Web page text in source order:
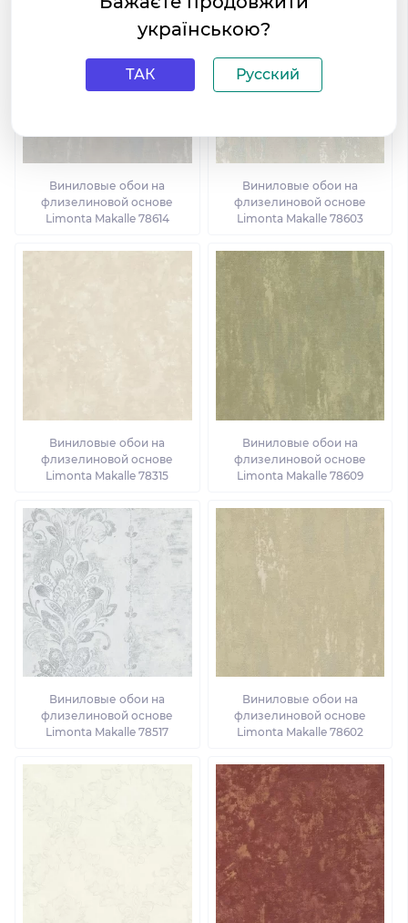
Виниловые обои на
флизелиновой основе
Limonta Makalle 78614
Виниловые обои на
флизелиновой основе
Limonta Makalle 78603
Виниловые обои на
флизелиновой основе
Limonta Makalle 78315
Виниловые обои на
флизелиновой основе
Limonta Makalle 78609
Виниловые обои на
флизелиновой основе
Limonta Makalle 78517
Виниловые обои на
флизелиновой основе
Limonta Makalle 78602
українською?
ТАК Русский